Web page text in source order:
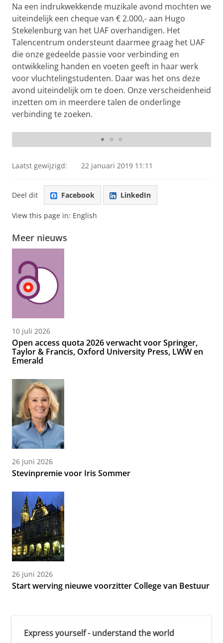
Na een indrukwekkende muzikale avond mochten we
uiteindelijk een cheque van € 2.000,- aan Hugo
Stekelenburg van het UAF overhandigen. Het
Talencentrum ondersteunt daarmee graag het UAF
die onze gedeelde passie voor verbinding en
ontwikkeling handen en voeten geeft in haar werk
voor vluchtelingstudenten. Daar was het ons deze
avond uiteindelijk om te doen. Onze verscheidenheid
inzetten om in meerdere talen de onderlinge
verbinding te zoeken.
Laatst gewijzigd: 22 januari 2019 11:11
Deel dit Facebook LinkedIn
View this page in: English
Meer nieuws
10 juli 2026
Open access quota 2026 verwacht voor Springer,
Taylor & Francis, Oxford University Press, LWW en
Emerald
26 juni 2026
Stevinpremie voor Iris Sommer
26 juni 2026
Start werving nieuwe voorzitter College van Bestuur
Express yourself - understand the world